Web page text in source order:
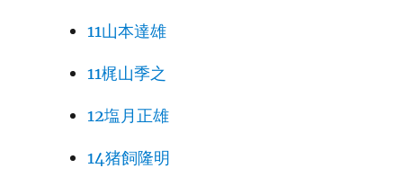
11山本達雄
11梶山季之
12塩月正雄
14猪飼隆明